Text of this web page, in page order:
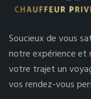
Soucieux de vous
notre expérience et
votre trajet un
vos rendez-vous